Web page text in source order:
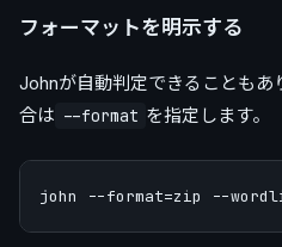
フォーマットを明示する
Johnが自動判定できることも
合は --format を指定します。